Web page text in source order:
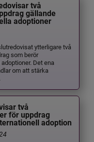
två
gällande
adoptioner
ytterligare två
som berör
Det ena
om att stärka
två
för uppdrag
adoption